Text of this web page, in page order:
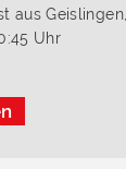
aus
Uhr